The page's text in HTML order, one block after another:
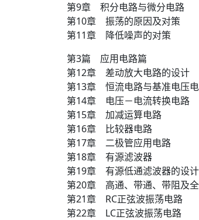
第9章 积分电路与微分电路
第10章 振荡的原因及对策
第11章 降低噪声的对策
第3篇 应用电路篇
第12章 差动放大电路的设计
第13章 恒流电路与基准电压
第14章 电压－电流转换电路
第15章 加减运算电路
第16章 比较器电路
第17章 二极管应用电路
第18章 有源滤波器
第19章 有源低通滤波器的设计
第20章 高通、带通、带阻及
第21章 RC正弦波振荡电路
第22章 LC正弦波振荡电路